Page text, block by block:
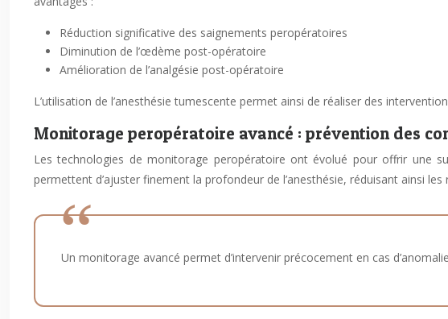
Réduction significative des saignements peropératoires
Diminution de l’œdème post-opératoire
Amélioration de l’analgésie post-opératoire
L’utilisation de l’anesthésie tumescente permet ainsi de réaliser des
Monitorage peropératoire avancé : prévention des
Les technologies de monitorage peropératoire ont évolué pour offrir une
permettent d’ajuster finement la profondeur de l’anesthésie, réduisant ainsi
Un monitorage avancé permet d’intervenir précocement en cas